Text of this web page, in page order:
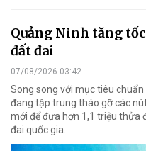
Quảng Ninh tăng
đất đai
07/08/2026 03:42
Song song với mục tiêu
đang tập trung tháo gỡ các
mới để đưa hơn 1,1 triệu thửa
đai quốc gia.